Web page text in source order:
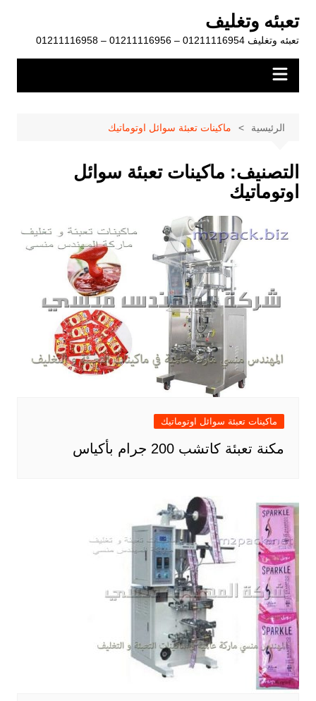
المحتوى
تعبئه وتغليف
تعبئه وتغليف 01211116954 – 01211116956 – 01211116958
الرئيسية ماكينات تعبئة سوائل اوتوماتيك
التصنيف: ماكينات تعبئة سوائل
اوتوماتيك
ماكينات تعبئة سوائل اوتوماتيك
مكنة تعبئة كاتشب 200 جرام بأكياس